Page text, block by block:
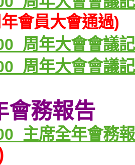
會員大會通過)
周年大會會議
周年大會會議
會務報告
主席全年會務